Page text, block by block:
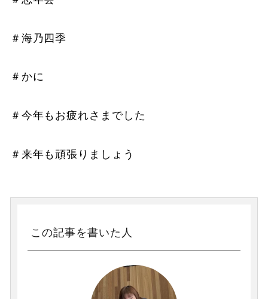
＃海乃四季
＃かに
＃今年もお疲れさまでした
＃来年も頑張りましょう
この記事を書いた人